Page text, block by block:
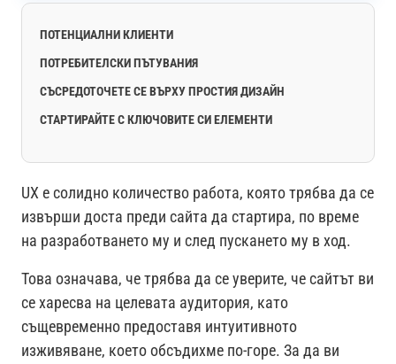
ПОТЕНЦИАЛНИ КЛИЕНТИ
ПОТРЕБИТЕЛСКИ ПЪТУВАНИЯ
СЪСРЕДОТОЧЕТЕ СЕ ВЪРХУ ПРОСТИЯ ДИЗАЙН
СТАРТИРАЙТЕ С КЛЮЧОВИТЕ СИ ЕЛЕМЕНТИ
UX е солидно количество работа, която трябва да се
извърши доста преди сайта да стартира, по време
на разработването му и след пускането му в ход.
Това означава, че трябва да се уверите, че сайтът ви
се харесва на целевата аудитория, като
същевременно предоставя интуитивното
изживяване, което обсъдихме по-горе. За да ви